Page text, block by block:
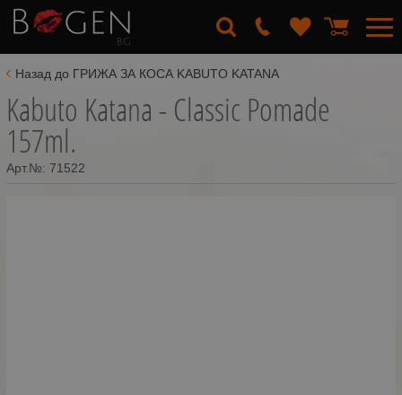
Назад до ГРИЖА ЗА КОСА KABUTO KATANA
Kabuto Katana - Classic Pomade
157ml.
Арт.№: 71522